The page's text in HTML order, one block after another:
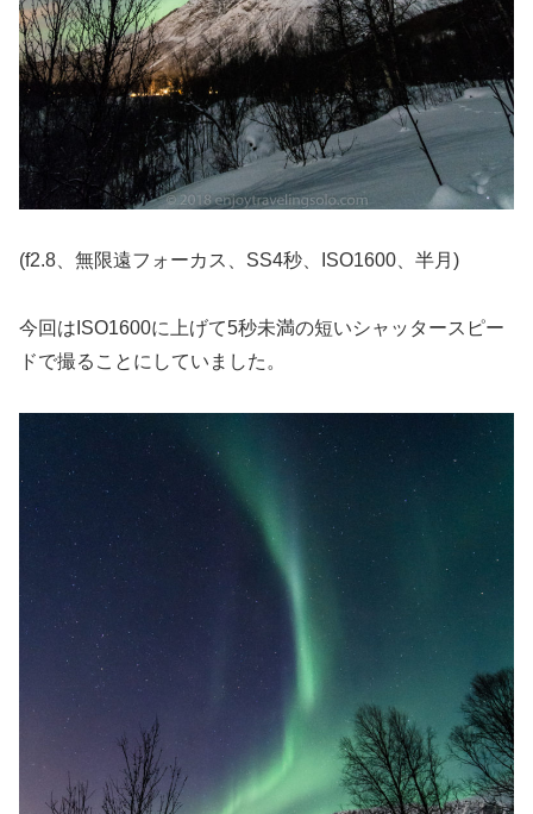
(f2.8、無限遠フォーカス、SS4秒、ISO1600、半月)
今回はISO1600に上げて5秒未満の短いシャッタースピー
ドで撮ることにしていました。